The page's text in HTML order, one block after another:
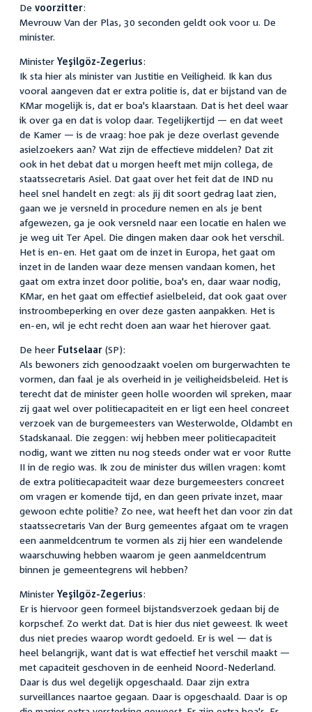
De voorzitter:
Mevrouw Van der Plas, 30 seconden geldt ook voor u. De
minister.
Minister Yeşilgöz-Zegerius:
Ik sta hier als minister van Justitie en Veiligheid. Ik kan dus
vooral aangeven dat er extra politie is, dat er bijstand van de
KMar mogelijk is, dat er boa's klaarstaan. Dat is het deel waar
ik over ga en dat is volop daar. Tegelijkertijd — en dat weet
de Kamer — is de vraag: hoe pak je deze overlast gevende
asielzoekers aan? Wat zijn de effectieve middelen? Dat zit
ook in het debat dat u morgen heeft met mijn collega, de
staatssecretaris Asiel. Dat gaat over het feit dat de IND nu
heel snel handelt en zegt: als jij dit soort gedrag laat zien,
gaan we je versneld in procedure nemen en als je bent
afgewezen, ga je ook versneld naar een locatie en halen we
je weg uit Ter Apel. Die dingen maken daar ook het verschil.
Het is en-en. Het gaat om de inzet in Europa, het gaat om
inzet in de landen waar deze mensen vandaan komen, het
gaat om extra inzet door politie, boa's en, daar waar nodig,
KMar, en het gaat om effectief asielbeleid, dat ook gaat over
instroombeperking en over deze gasten aanpakken. Het is
en-en, wil je echt recht doen aan waar het hierover gaat.
De heer Futselaar (SP):
Als bewoners zich genoodzaakt voelen om burgerwachten te
vormen, dan faal je als overheid in je veiligheidsbeleid. Het is
terecht dat de minister geen holle woorden wil spreken, maar
zij gaat wel over politiecapaciteit en er ligt een heel concreet
verzoek van de burgemeesters van Westerwolde, Oldambt en
Stadskanaal. Die zeggen: wij hebben meer politiecapaciteit
nodig, want we zitten nu nog steeds onder wat er voor Rutte
II in de regio was. Ik zou de minister dus willen vragen: komt
de extra politiecapaciteit waar deze burgemeesters concreet
om vragen er komende tijd, en dan geen private inzet, maar
gewoon echte politie? Zo nee, wat heeft het dan voor zin dat
staatssecretaris Van der Burg gemeentes afgaat om te vragen
een aanmeldcentrum te vormen als zij hier een wandelende
waarschuwing hebben waarom je geen aanmeldcentrum
binnen je gemeentegrens wil hebben?
Minister Yeşilgöz-Zegerius:
Er is hiervoor geen formeel bijstandsverzoek gedaan bij de
korpschef. Zo werkt dat. Dat is hier dus niet geweest. Ik weet
dus niet precies waarop wordt gedoeld. Er is wel — dat is
heel belangrijk, want dat is wat effectief het verschil maakt —
met capaciteit geschoven in de eenheid Noord-Nederland.
Daar is dus wel degelijk opgeschaald. Daar zijn extra
surveillances naartoe gegaan. Daar is opgeschaald. Daar is op